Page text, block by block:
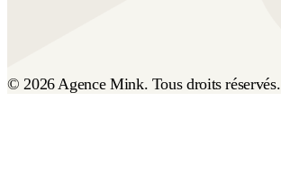
© 2026 Agence Mink. Tous droits réservés.